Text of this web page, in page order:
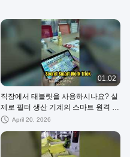
01:02
직장에서 태블릿을 사용하시나요? 실
제로 필터 생산 기계의 스마트 원격 제
어
April 20, 2026